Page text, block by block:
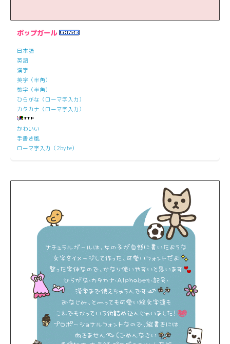
ポップガール
日本語
英語
漢字
英字（半角）
数字（半角）
ひらがな（ローマ字入力）
カタカナ（ローマ字入力）
かわいい
手書き風
ローマ字入力（2byte）